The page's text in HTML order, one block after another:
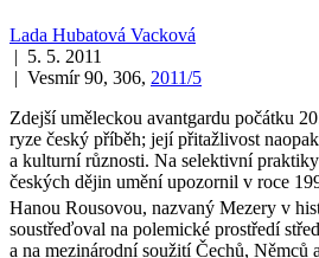
Lada Hubatová Vacková
| 5. 5. 2011
| Vesmír 90, 306, 2011/5
Zdejší uměleckou avantgardu počátku
ryze český příběh; její přitažlivost
a kulturní různosti. Na selektivní
českých dějin umění upozornil v roce
Hanou Rousovou, nazvaný Mezery v
soustřeďoval na polemické prostředí
a na mezinárodní soužití Čechů, Němců